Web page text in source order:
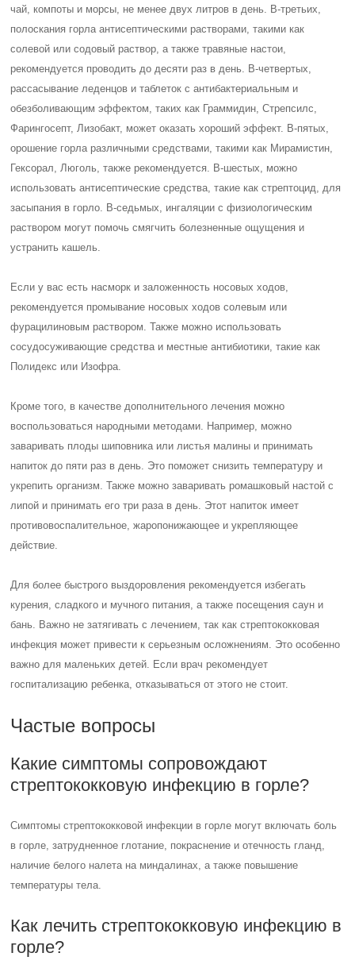
чай, компоты и морсы, не менее двух литров в день. В-третьих,
полоскания горла антисептическими растворами, такими как
солевой или содовый раствор, а также травяные настои,
рекомендуется проводить до десяти раз в день. В-четвертых,
рассасывание леденцов и таблеток с антибактериальным и
обезболивающим эффектом, таких как Граммидин, Стрепсилс,
Фарингосепт, Лизобакт, может оказать хороший эффект. В-пятых,
орошение горла различными средствами, такими как Мирамистин,
Гексорал, Люголь, также рекомендуется. В-шестых, можно
использовать антисептические средства, такие как стрептоцид, для
засыпания в горло. В-седьмых, ингаляции с физиологическим
раствором могут помочь смягчить болезненные ощущения и
устранить кашель.
Если у вас есть насморк и заложенность носовых ходов,
рекомендуется промывание носовых ходов солевым или
фурацилиновым раствором. Также можно использовать
сосудосуживающие средства и местные антибиотики, такие как
Полидекс или Изофра.
Кроме того, в качестве дополнительного лечения можно
воспользоваться народными методами. Например, можно
заваривать плоды шиповника или листья малины и принимать
напиток до пяти раз в день. Это поможет снизить температуру и
укрепить организм. Также можно заваривать ромашковый настой с
липой и принимать его три раза в день. Этот напиток имеет
противовоспалительное, жаропонижающее и укрепляющее
действие.
Для более быстрого выздоровления рекомендуется избегать
курения, сладкого и мучного питания, а также посещения саун и
бань. Важно не затягивать с лечением, так как стрептококковая
инфекция может привести к серьезным осложнениям. Это особенно
важно для маленьких детей. Если врач рекомендует
госпитализацию ребенка, отказываться от этого не стоит.
Частые вопросы
Какие симптомы сопровождают
стрептококковую инфекцию в горле?
Симптомы стрептококковой инфекции в горле могут включать боль
в горле, затрудненное глотание, покраснение и отечность гланд,
наличие белого налета на миндалинах, а также повышение
температуры тела.
Как лечить стрептококковую инфекцию в
горле?